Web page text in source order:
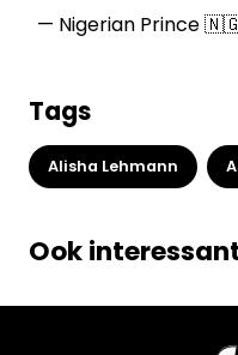
— Nigerian Prince
Tags
Alisha Lehmann
Ook